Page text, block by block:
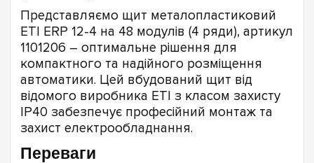
Представляємо щит металопластиковий
ETI ERP 12-4 на 48 модулів (4 ряди), артикул
1101206 – оптимальне рішення для
компактного та надійного розміщення
автоматики. Цей вбудований щит від
відомого виробника ETI з класом захисту
IP40 забезпечує професійний монтаж та
захист електрообладнання.
Переваги